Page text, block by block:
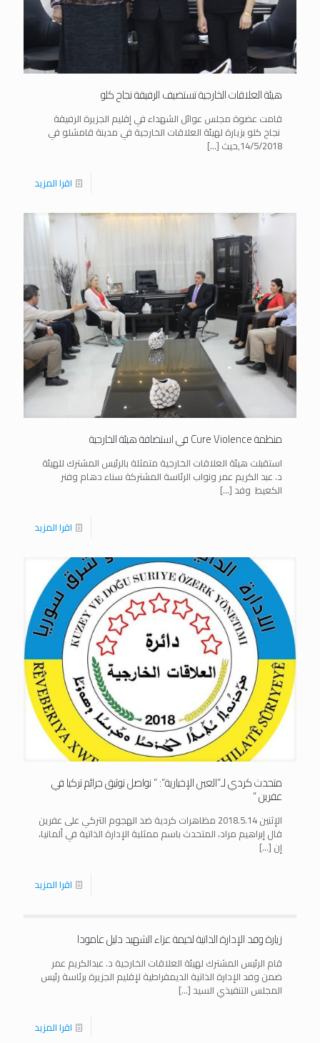
هيئة العلاقات الخارجية تستضيف الرفيقة نجاح كلو
قامت عضوة مجلس عوائل الشهداء في إقليم الجزيرة الرفيقة
نجاح كلو بزيارة لهيئة العلاقات الخارجية في مدينة قامشلو في
14/5/2018,حيث […]
اقرا المزيد
منظمة Cure Violence في استضافة هيئة الخارجية
استقبلت هيئة العلاقات الخارجية متمثلة بالرئيس المشترك للهيئة
د. عبد الكريم عمر ونواب الرئاسة المشتركة سناء دهام وفنر
الكعيط وفد […]
اقرا المزيد
متحدث كردي لـ”العين الإخبارية”: ” نواصل توثيق جرائم تركيا في
عفرين “
الإثنين 2018.5.14 مظاهرات كردية ضد الهجوم التركي على عفرين
قال إبراهيم مراد، المتحدث باسم ممثلية الإدارة الذاتية في ألمانيا،
إن […]
اقرا المزيد
زيارة وفد الإدارة الذاتية لخيمة عزاء الشهيد دليل عامودا
قام الرئيس المشترك لهيئة العلاقات الخارجية د. عبدالكريم عمر
ضمن وفد الإدارة الذاتية الديمقراطية لإقليم الجزيرة برئاسة رئيس
المجلس التنفيذي السيد […]
اقرا المزيد